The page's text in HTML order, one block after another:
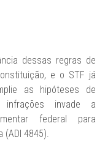
dessas regras de
e o STF já
as hipóteses de
infrações invade a
federal para
(ADI 4845).